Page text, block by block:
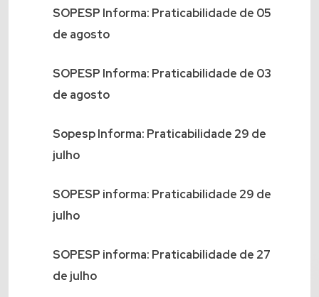
SOPESP Informa: Praticabilidade de 05
de agosto
SOPESP Informa: Praticabilidade de 03
de agosto
Sopesp Informa: Praticabilidade 29 de
julho
SOPESP informa: Praticabilidade 29 de
julho
SOPESP informa: Praticabilidade de 27
de julho